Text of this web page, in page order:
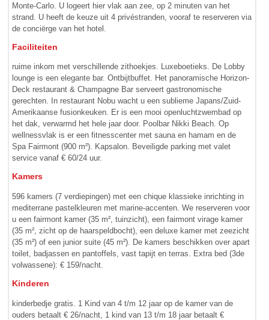
Monte-Carlo. U logeert hier vlak aan zee, op 2 minuten van het
strand. U heeft de keuze uit 4 privé­stranden, vooraf te reserveren via
de conciërge van het hotel.
Faciliteiten
ruime inkom met verschillende zithoekjes. Luxeboetieks. De Lobby
lounge is een elegante bar. Ontbijtbuffet. Het panoramische Horizon-
Deck restaurant & Champagne Bar serveert gastronomische
gerechten. In restaurant Nobu wacht u een sublieme Japans/Zuid-
Amerikaanse fusionkeuken. Er is een mooi openluchtzwembad op
het dak, verwarmd het hele jaar door. Poolbar Nikki Beach. Op
wellnessvlak is er een fitnesscenter met sauna en hamam en de
Spa Fairmont (900 m²). Kapsalon. Beveiligde parking met valet
service vanaf € 60/24 uur.
Kamers
596 kamers (7 verdiepingen) met een chique klassieke inrichting in
mediterrane pastelkleuren met marine-accenten. We reserveren voor
u een fairmont kamer (35 m², tuinzicht), een fairmont virage kamer
(35 m², zicht op de haarspeldbocht), een deluxe kamer met zeezicht
(35 m²) of een junior suite (45 m²). De kamers beschikken over apart
toilet, badjassen en pantoffels, vast tapijt en terras. Extra bed (3de
volwassene): € 159/nacht.
Kinderen
kinderbedje gratis. 1 Kind van 4 t/m 12 jaar op de kamer van de
ouders betaalt € 26/nacht, 1 kind van 13 t/m 18 jaar betaalt €